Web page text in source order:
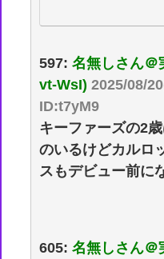
597:名無しさん＠
vt-WsI) 2025/08/
ID:t7yM9
キーファーズの2
のいるけどカルロ
スもデビュー前に
605:名無しさん＠